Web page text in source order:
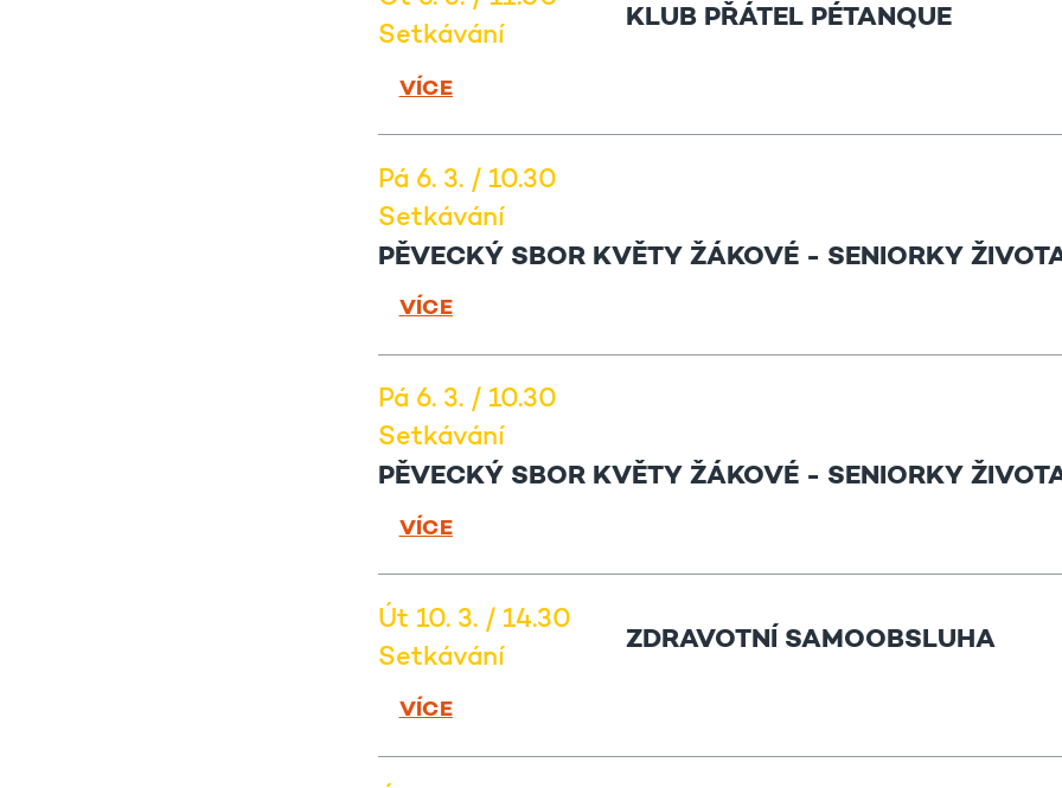
Setkávání
KLUB PŘÁTEL PÉTANQUE
VÍCE
Pá 6. 3. / 10.30
Setkávání
PĚVECKÝ SBOR KVĚTY ŽÁKOVÉ - SENIORKY
VÍCE
Pá 6. 3. / 10.30
Setkávání
PĚVECKÝ SBOR KVĚTY ŽÁKOVÉ - SENIORKY
VÍCE
Út 10. 3. / 14.30
Setkávání
ZDRAVOTNÍ SAMOOBSLUHA
VÍCE